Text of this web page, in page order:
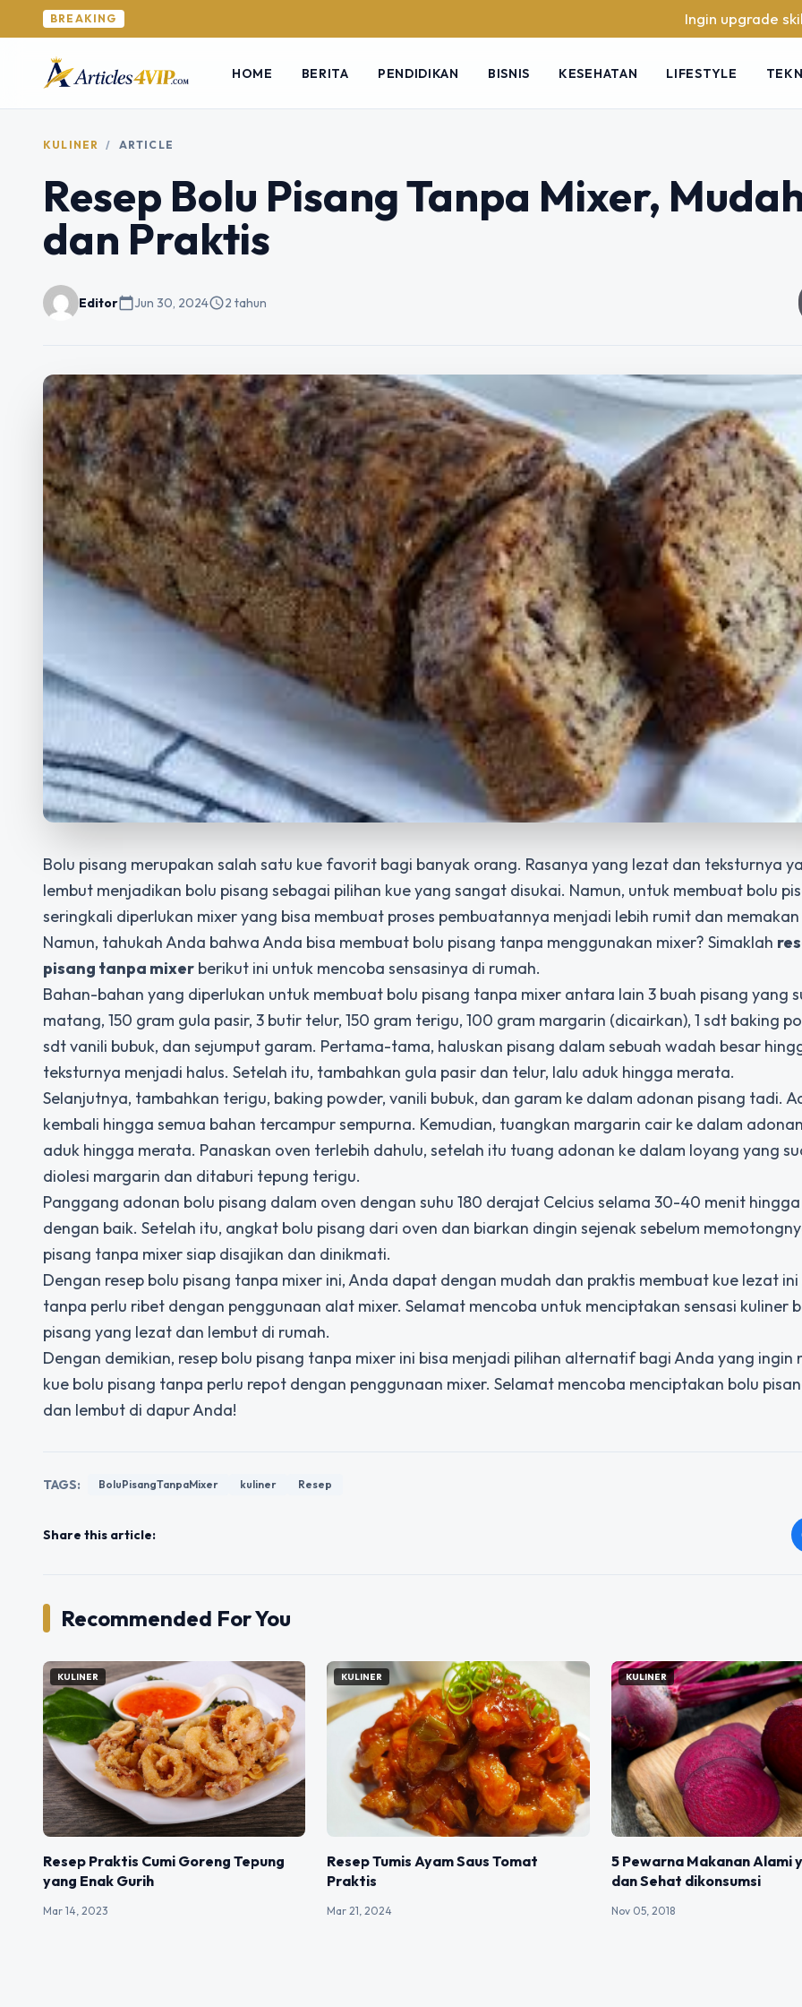
BREAKING Ingin upgrade skill tanpa
HOME BERITA PENDIDIKAN BISNIS KESEHATAN LIFESTYLE
KULINER / ARTICLE
Resep Bolu Pisang Tanpa Mixer,
dan Praktis
Editorcalendar_todayJun 30, 2024schedule2 tahun
Bolu pisang merupakan salah satu kue favorit bagi banyak orang. Rasanya yang lezat dan teksturnya
lembut menjadikan bolu pisang sebagai pilihan kue yang sangat disukai. Namun, untuk membuat bolu
seringkali diperlukan mixer yang bisa membuat proses pembuatannya menjadi lebih rumit dan
Namun, tahukah Anda bahwa Anda bisa membuat bolu pisang tanpa menggunakan mixer? Simaklah
pisang tanpa mixer berikut ini untuk mencoba sensasinya di rumah.
Bahan-bahan yang diperlukan untuk membuat bolu pisang tanpa mixer antara lain 3 buah pisang yang
matang, 150 gram gula pasir, 3 butir telur, 150 gram terigu, 100 gram margarin (dicairkan), 1 sdt baking
sdt vanili bubuk, dan sejumput garam. Pertama-tama, haluskan pisang dalam sebuah wadah besar
teksturnya menjadi halus. Setelah itu, tambahkan gula pasir dan telur, lalu aduk hingga merata.
Selanjutnya, tambahkan terigu, baking powder, vanili bubuk, dan garam ke dalam adonan pisang tadi.
kembali hingga semua bahan tercampur sempurna. Kemudian, tuangkan margarin cair ke dalam
aduk hingga merata. Panaskan oven terlebih dahulu, setelah itu tuang adonan ke dalam loyang yang
diolesi margarin dan ditaburi tepung terigu.
Panggang adonan bolu pisang dalam oven dengan suhu 180 derajat Celcius selama 30-40 menit
dengan baik. Setelah itu, angkat bolu pisang dari oven dan biarkan dingin sejenak sebelum
pisang tanpa mixer siap disajikan dan dinikmati.
Dengan resep bolu pisang tanpa mixer ini, Anda dapat dengan mudah dan praktis membuat kue lezat
tanpa perlu ribet dengan penggunaan alat mixer. Selamat mencoba untuk menciptakan sensasi kuliner
pisang yang lezat dan lembut di rumah.
Dengan demikian, resep bolu pisang tanpa mixer ini bisa menjadi pilihan alternatif bagi Anda yang ingin
kue bolu pisang tanpa perlu repot dengan penggunaan mixer. Selamat mencoba menciptakan bolu
dan lembut di dapur Anda!
TAGS: BoluPisangTanpaMixer kuliner Resep
Share this article:
Recommended For You
KULINER
Resep Praktis Cumi Goreng Tepung
yang Enak Gurih
Mar 14, 2023
KULINER
Resep Tumis Ayam Saus Tomat
Praktis
Mar 21, 2024
KULINER
5 Pewarna Makanan Alami
dan Sehat dikonsumsi
Nov 05, 2018